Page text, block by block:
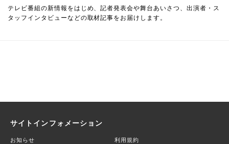
テレビ番組の新情報をはじめ、記者発表会や舞台あいさつ、出演者・ス
タッフインタビューなどの取材記事をお届けします。
サイトインフォメーション
お知らせ 利用規約